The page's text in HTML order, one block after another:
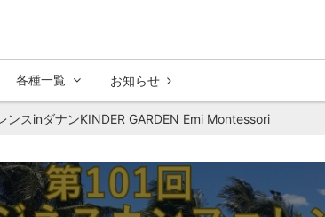
各種一覧 お知らせ
ンスinダナンKINDER GARDEN Emi Montessori